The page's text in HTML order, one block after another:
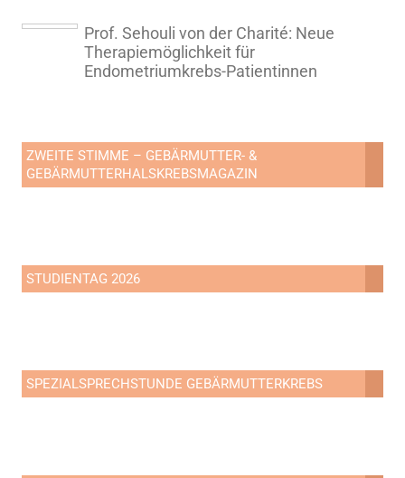
Prof. Sehouli von der Charité: Neue
Therapiemöglichkeit für
Endometriumkrebs-Patientinnen
ZWEITE STIMME – GEBÄRMUTTER- &
GEBÄRMUTTERHALSKREBSMAGAZIN
STUDIENTAG 2026
SPEZIALSPRECHSTUNDE GEBÄRMUTTERKREBS